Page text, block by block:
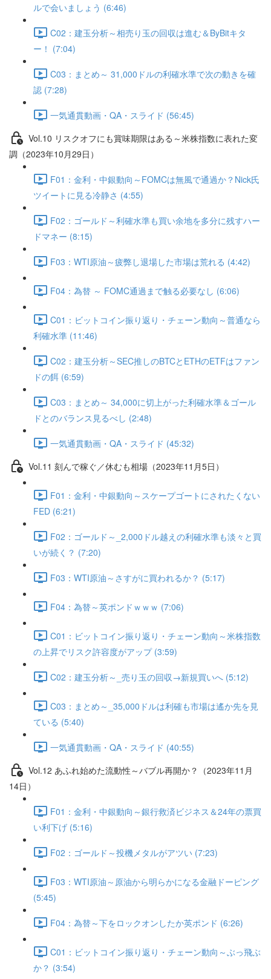
ルで会いましょう (6:46)
C02：建玉分析～相売り玉の回収は進む＆ByBitキタ
ー！ (7:04)
C03：まとめ～ 31,000ドルの利確水準で次の動きを確
認 (7:28)
一気通貫動画・QA・スライド (56:45)
Vol.10 リスクオフにも賞味期限はある～米株指数に表れた変
調（2023年10月29日）
F01：金利・中銀動向～FOMCは無風で通過か？Nick氏
ツイートに見る冷静さ (4:55)
F02：ゴールド～利確水準も買い余地を多分に残すハー
ドマネー (8:15)
F03：WTI原油～疲弊し退場した市場は荒れる (4:42)
F04：為替 ～ FOMC通過まで触る必要なし (6:06)
C01：ビットコイン振り返り・チェーン動向～普通なら
利確水準 (11:46)
C02：建玉分析～SEC推しのBTCとETHのETFはファン
ドの餌 (6:59)
C03：まとめ～ 34,000に切上がった利確水準＆ゴール
ドとのバランス見るべし (2:48)
一気通貫動画・QA・スライド (45:32)
Vol.11 刻んで稼ぐ／休むも相場（2023年11月5日）
F01：金利・中銀動向～スケープゴートにされたくない
FED (6:21)
F02：ゴールド～_2,000ドル越えの利確水準も淡々と買
いが続く？ (7:20)
F03：WTI原油～さすがに買われるか？ (5:17)
F04：為替～英ポンドｗｗｗ (7:06)
C01：ビットコイン振り返り・チェーン動向～米株指数
の上昇でリスク許容度がアップ (3:59)
C02：建玉分析～_売り玉の回収→新規買いへ (5:12)
C03：まとめ～_35,000ドルは利確も市場は遙か先を見
ている (5:40)
一気通貫動画・QA・スライド (40:55)
Vol.12 あふれ始めた流動性～バブル再開か？（2023年11月
14日）
F01：金利・中銀動向～銀行救済ビジネス＆24年の票買
い利下げ (5:16)
F02：ゴールド～投機メタルがアツい (7:23)
F03：WTI原油～原油から明らかになる金融ドーピング
(5:45)
F04：為替～下をロックオンしたか英ポンド (6:26)
C01：ビットコイン振り返り・チェーン動向～ぶっ飛ぶ
か？ (3:54)